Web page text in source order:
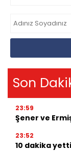
Son
23:59
Şener ve
23:52
10 dakika